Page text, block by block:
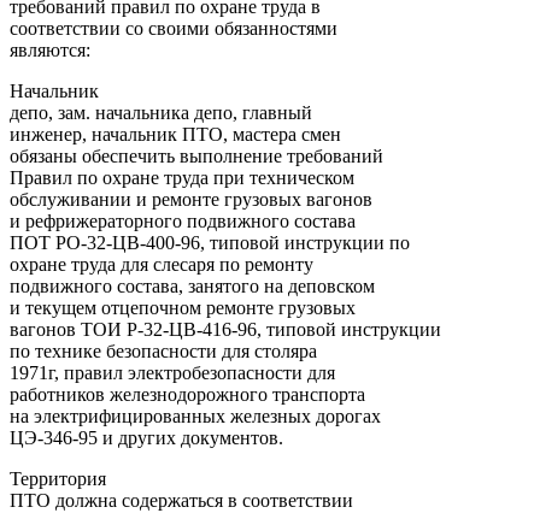
требований правил по охране труда в
соответствии со своими обязанностями
являются:
Начальник
депо, зам. начальника депо, главный
инженер, начальник ПТО, мастера смен
обязаны обеспечить выполнение требований
Правил по охране труда при техническом
обслуживании и ремонте грузовых вагонов
и рефрижераторного подвижного состава
ПОТ РО-32-ЦВ-400-96, типовой инструкции по
охране труда для слесаря по ремонту
подвижного состава, занятого на деповском
и текущем отцепочном ремонте грузовых
вагонов ТОИ Р-32-ЦВ-416-96, типовой инструкции
по технике безопасности для столяра
1971г, правил электробезопасности для
работников железнодорожного транспорта
на электрифицированных железных дорогах
ЦЭ-346-95 и других документов.
Территория
ПТО должна содержаться в соответствии